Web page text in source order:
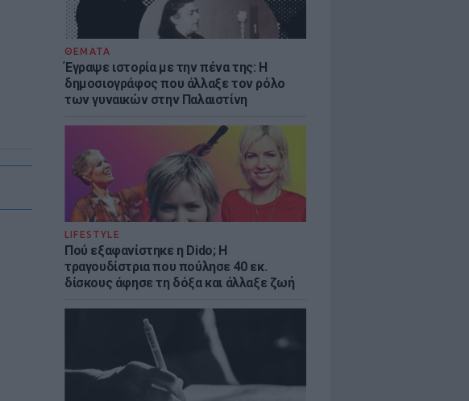
ΘΕΜΑΤΑ
Έγραψε ιστορία με την πένα της: Η
δημοσιογράφος που άλλαξε τον ρόλο
των γυναικών στην Παλαιστίνη
LIFESTYLE
Πού εξαφανίστηκε η Dido; Η
τραγουδίστρια που πούλησε 40 εκ.
δίσκους άφησε τη δόξα και άλλαξε ζωή